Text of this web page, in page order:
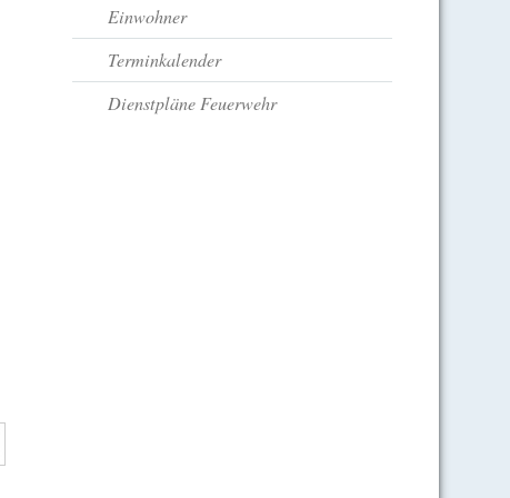
Einwohner
Terminkalender
Dienstpläne Feuerwehr